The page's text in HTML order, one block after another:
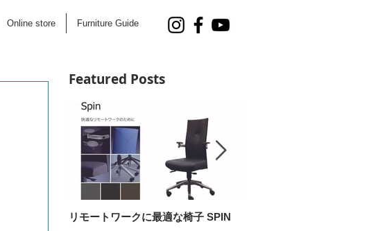
Online store Furniture Guide
Featured Posts
リモートワークに最適な椅子 SPIN